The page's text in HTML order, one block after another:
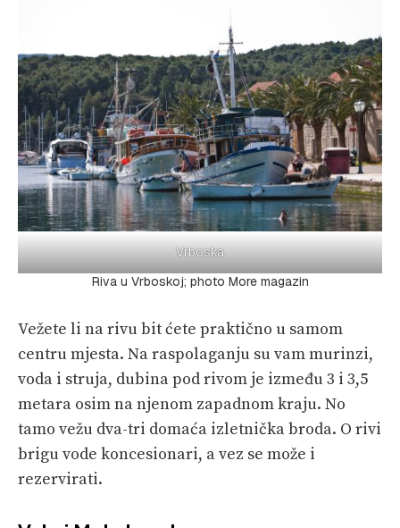
Vrboska
Riva u Vrboskoj; photo More magazin
Vežete li na rivu bit ćete praktično u samom
centru mjesta. Na raspolaganju su vam murinzi,
voda i struja, dubina pod rivom je između 3 i 3,5
metara osim na njenom zapadnom kraju. No
tamo vežu dva-tri domaća izletnička broda. O rivi
brigu vode koncesionari, a vez se može i
rezervirati.